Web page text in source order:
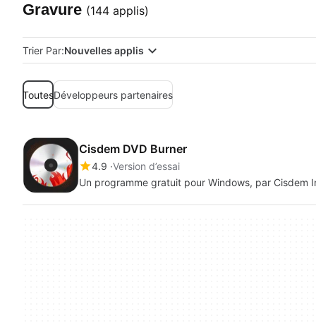
Gravure (144 applis)
Trier Par:Nouvelles applis
ToutesDéveloppeurs partenaires
Cisdem DVD Burner
4.9 Version d’essai
Un programme gratuit pour Windows, par Cisdem